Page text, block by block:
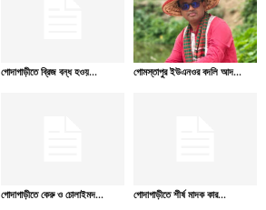
গোদাগাড়ীতে ব্রিজ বন্ধ হওয়... গোমস্তাপুর ইউএনওর বদলি আদ...
গোদাগাড়ীতে কেরু ও চোলাইমদ... গোদাগাড়ীতে শীর্ষ মাদক কার...